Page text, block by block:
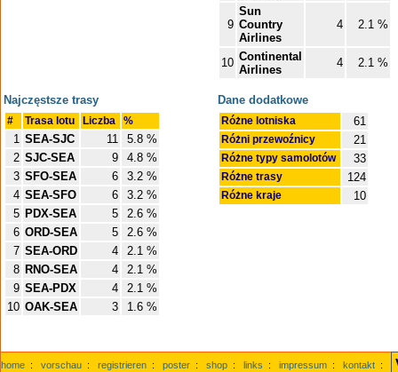
9
Sun
Country
Airlines
4 2.1 %
10 Continental
Airlines
4 2.1 %
Najczęstsze trasy
# Trasa lotu Liczba %
1 SEA-SJC 11
5.8 %
2 SJC-SEA 9
4.8 %
3 SFO-SEA 6
3.2 %
4 SEA-SFO 6
3.2 %
5 PDX-SEA 5
2.6 %
6 ORD-SEA 5
2.6 %
7 SEA-ORD 4
2.1 %
8 RNO-SEA 4
2.1 %
9 SEA-PDX 4
2.1 %
10 OAK-SEA 3 1.6 %
Dane dodatkowe
Różne lotniska 61
Różni przewoźnicy 21
Różne typy samolotów 33
Różne trasy 124
Różne kraje 10
home : vorschau : registrieren : poster : shop : links : impressum : kontakt :